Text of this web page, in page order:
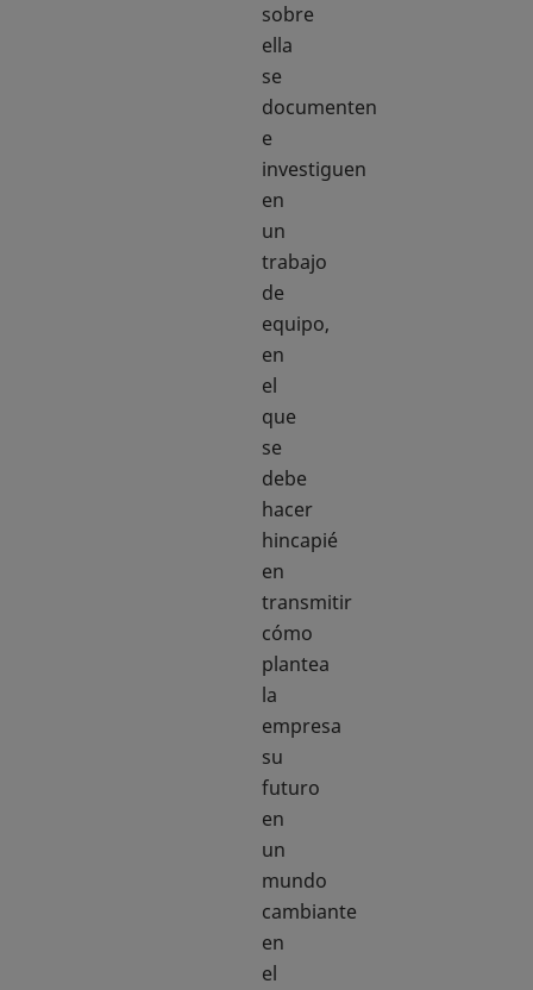
sobre
ella
se
documenten
e
investiguen
en
un
trabajo
de
equipo,
en
el
que
se
debe
hacer
hincapié
en
transmitir
cómo
plantea
la
empresa
su
futuro
en
un
mundo
cambiante
en
el